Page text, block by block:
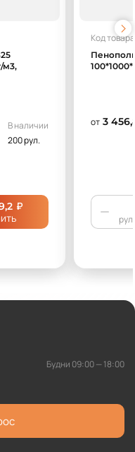
м3,
В наличии
200 рул.
₽
Код
от 3
Будни 09:00 — 18:00